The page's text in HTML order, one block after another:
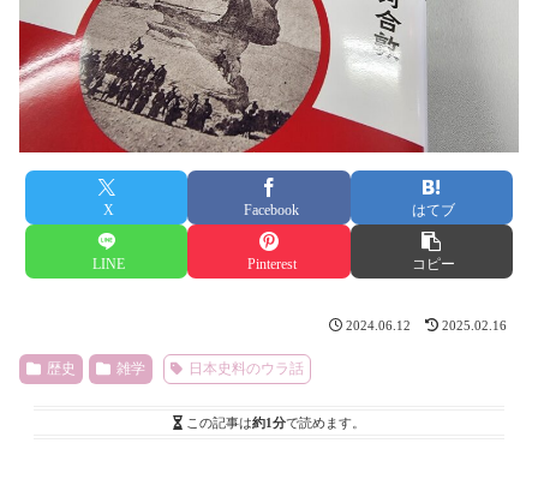
X Facebook はてブ
LINE Pinterest コピー
2024.06.12 2025.02.16
歴史 雑学 日本史料のウラ話
この記事は約1分で読めます。